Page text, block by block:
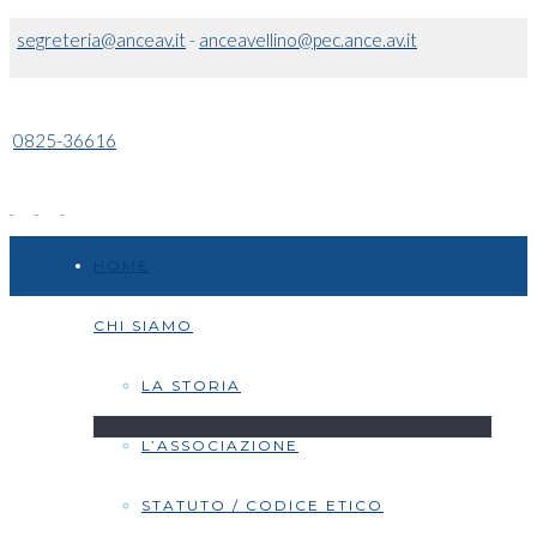
segreteria@anceav.it- anceavellino@pec.ance.av.it
0825-36616
CHI SIAMO
LA STORIA
L’ASSOCIAZIONE
STATUTO / CODICE ETICO